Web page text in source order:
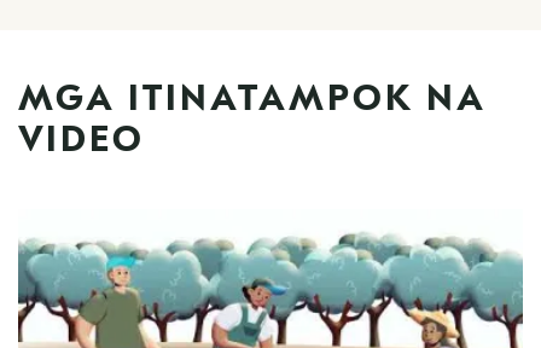
MGA ITINATAMPOK NA
VIDEO